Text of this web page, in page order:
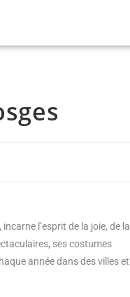
l’esprit de la joie, de la
ses costumes
année dans des villes et